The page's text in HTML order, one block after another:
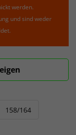
werden.
und sind weder
158/164